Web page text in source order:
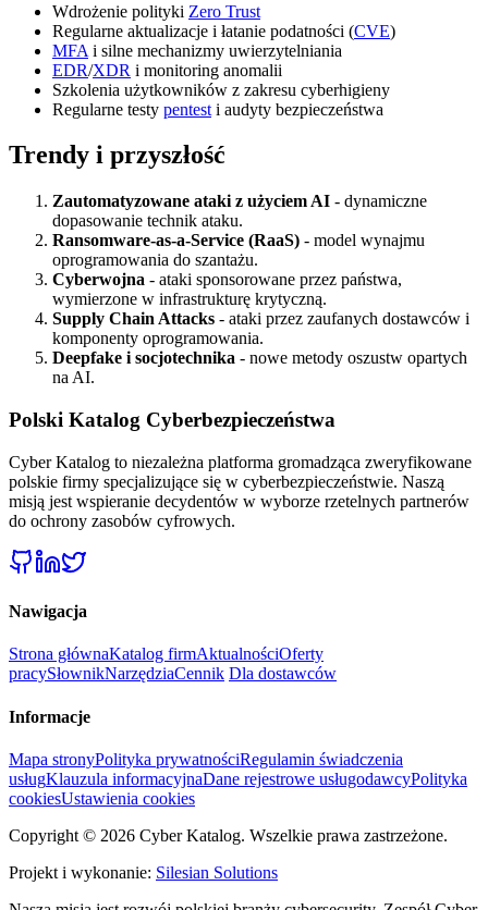
Wdrożenie polityki Zero Trust
Regularne aktualizacje i łatanie podatności (CVE)
MFA i silne mechanizmy uwierzytelniania
EDR/XDR i monitoring anomalii
Szkolenia użytkowników z zakresu cyberhigieny
Regularne testy pentest i audyty bezpieczeństwa
Trendy i przyszłość
Zautomatyzowane ataki z użyciem AI - dynamiczne
dopasowanie technik ataku.
Ransomware-as-a-Service (RaaS) - model wynajmu
oprogramowania do szantażu.
Cyberwojna - ataki sponsorowane przez państwa,
wymierzone w infrastrukturę krytyczną.
Supply Chain Attacks - ataki przez zaufanych dostawców i
komponenty oprogramowania.
Deepfake i socjotechnika - nowe metody oszustw opartych
na AI.
Polski Katalog Cyberbezpieczeństwa
Cyber Katalog to niezależna platforma gromadząca zweryfikowane
polskie firmy specjalizujące się w cyberbezpieczeństwie. Naszą
misją jest wspieranie decydentów w wyborze rzetelnych partnerów
do ochrony zasobów cyfrowych.
Nawigacja
Strona głównaKatalog firmAktualnościOferty
pracySłownikNarzędziaCennik Dla dostawców
Informacje
Mapa stronyPolityka prywatnościRegulamin świadczenia
usługKlauzula informacyjnaDane rejestrowe usługodawcyPolityka
cookiesUstawienia cookies
Copyright © 2026 Cyber Katalog. Wszelkie prawa zastrzeżone.
Projekt i wykonanie: Silesian Solutions